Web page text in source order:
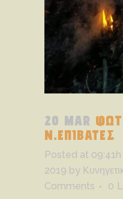
20 MAR
Ν.ΕΠΙΒΑΤΕΣ
Posted at 09:41h
2019 by
Comments
0